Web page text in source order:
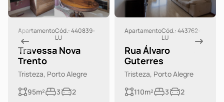
ApartamentoCód.: 440839-
LU
Travessa Nova
Trento
Tristeza, Porto Alegre
95m²
3 2
ApartamentoCód.: 443762-
LU
Rua Álvaro
Guterres
Tristeza, Porto Alegre
110m²
3 2